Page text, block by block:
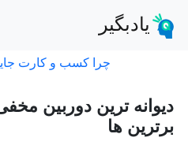
یادبگیر
چرا کسب و کارت
دیوانه ترین دوربین
برترین ها